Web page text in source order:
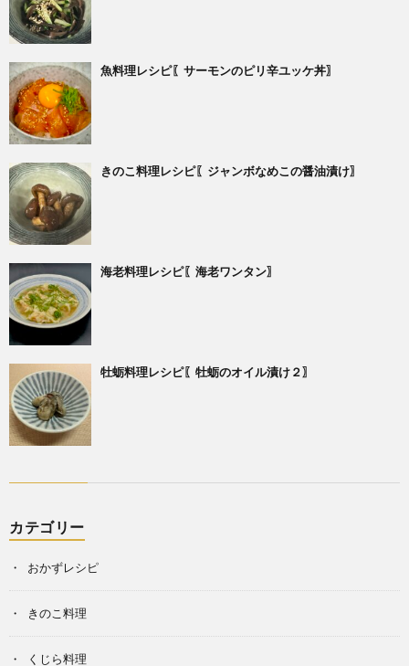
魚料理レシピ〖サーモンのピリ辛ユッケ丼〗
きのこ料理レシピ〖ジャンボなめこの醤油漬け〗
海老料理レシピ〖海老ワンタン〗
牡蛎料理レシピ〖牡蛎のオイル漬け２〗
カテゴリー
おかずレシピ
きのこ料理
くじら料理